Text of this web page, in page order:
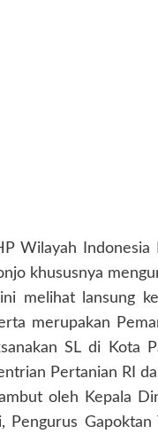
Wilayah
khususnya
melihat lansung
merupakan
SL di Kota
Pertanian RI
oleh Kepala
Pengurus